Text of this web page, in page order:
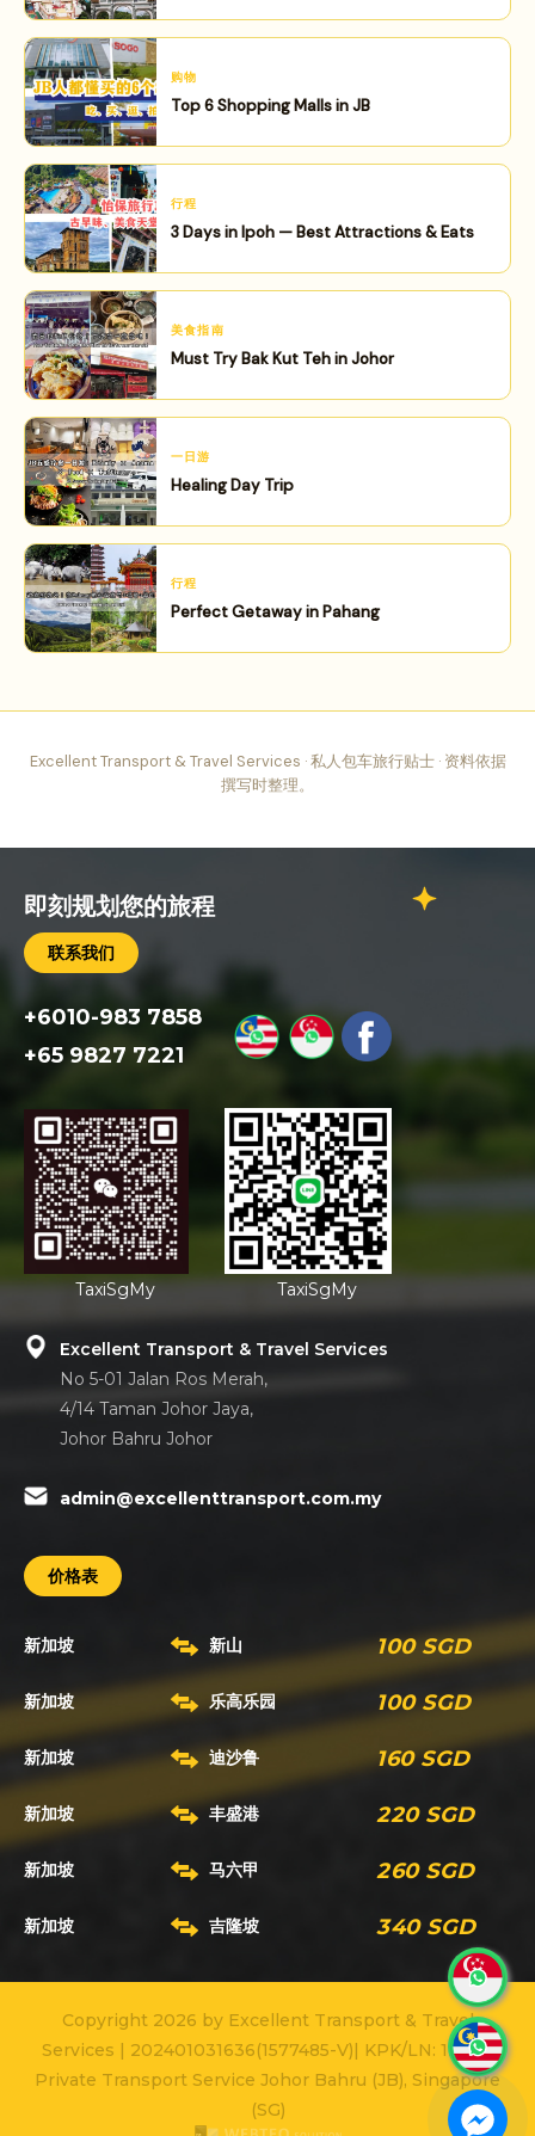
购物
Top 6 Shopping Malls in JB
行程
3 Days in Ipoh — Best Attractions & Eats
美食指南
Must Try Bak Kut Teh in Johor
一日游
Healing Day Trip
行程
Perfect Getaway in Pahang
Excellent Transport & Travel Services · 私人包车旅行贴士 · 资料依据
撰写时整理。
即刻规划您的旅程
联系我们
+6010-983 7858
+65 9827 7221
TaxiSgMy TaxiSgMy
Excellent Transport & Travel Services
No 5-01 Jalan Ros Merah,
4/14 Taman Johor Jaya,
Johor Bahru Johor
admin@excellenttransport.com.my
价格表
新加坡 新山 100 SGD
新加坡 乐高乐园 100 SGD
新加坡 迪沙鲁 160 SGD
新加坡 丰盛港 220 SGD
新加坡 马六甲 260 SGD
新加坡 吉隆坡 340 SGD
Copyright 2026 by Excellent Transport & Travel
Services | 202401031636(1577485-V)| KPK/LN: 12160|
Private Transport Service Johor Bahru (JB), Singapore
(SG)